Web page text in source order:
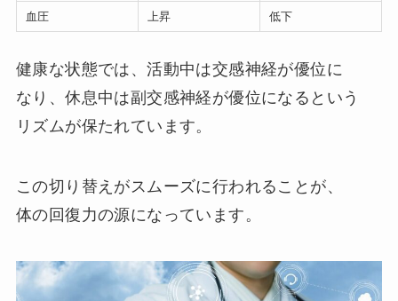
血圧 上昇 低下
健康な状態では、活動中は交感神経が優位に
なり、休息中は副交感神経が優位になるという
リズムが保たれています。
この切り替えがスムーズに行われることが、
体の回復力の源になっています。